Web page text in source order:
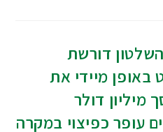
דורשת
מיידי את
דולר
עופר כפיצוי במקרה